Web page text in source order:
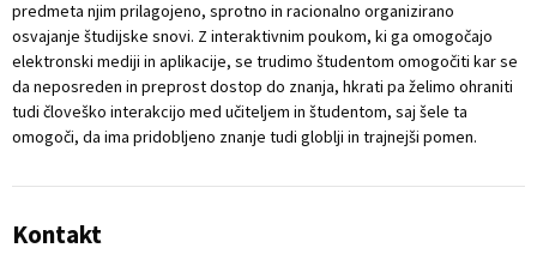
predmeta njim prilagojeno, sprotno in racionalno organizirano
osvajanje študijske snovi. Z interaktivnim poukom, ki ga omogočajo
elektronski mediji in aplikacije, se trudimo študentom omogočiti kar se
da neposreden in preprost dostop do znanja, hkrati pa želimo ohraniti
tudi človeško interakcijo med učiteljem in študentom, saj šele ta
omogoči, da ima pridobljeno znanje tudi globlji in trajnejši pomen.
Kontakt